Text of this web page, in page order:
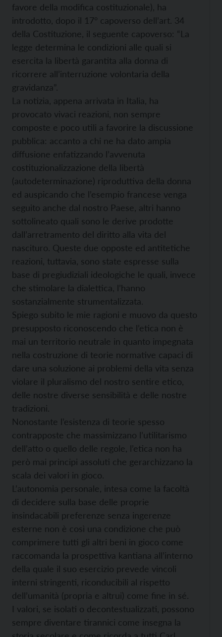
favore della modifica costituzionale), ha
introdotto, dopo il 17° capoverso dell’art. 34
della Costituzione, il seguente capoverso: “La
legge determina le condizioni alle quali si
esercita la libertà garantita alla donna di
ricorrere all’interruzione volontaria della
gravidanza”.
La notizia, appena arrivata in Italia, ha
provocato vivaci reazioni, non sempre
composte e poco utili a favorire la discussione
pubblica: accanto a chi ne ha dato ampia
diffusione enfatizzando l’avvenuta
costituzionalizzazione della libertà
(autodeterminazione) riproduttiva della donna
ed auspicando che l’esempio francese venga
seguito anche dal nostro Paese, altri hanno
sottolineato quali sono le derive prodotte
dall’arretramento del diritto alla vita del
nascituro. Queste due opposte ed antitetiche
reazioni, tuttavia, sono state espresse sulla
base di pregiudiziali ideologiche le quali, invece
che stimolare la dialettica, l’hanno
sostanzialmente strumentalizzata.
Spiego subito le mie ragioni e muovo da questo
presupposto riconoscendo che l’etica non è
mai un territorio neutrale in quanto impegnata
nella costruzione di teorie normative capaci di
dare una soluzione ai problemi della vita senza
violare il pluralismo del nostro sentire etico,
delle nostre diverse sensibilità e delle nostre
tradizioni.
Nonostante l’esistenza di teorie spesso
contrapposte che massimizzano l’utilitarismo
dell’atto o quello delle regole, l’etica non ha
però mai principi assoluti che gerarchizzano la
scala dei valori in gioco.
L’autonomia personale, intesa come la facoltà
di decidere sulla base delle proprie
insindacabili preferenze senza ingerenze
esterne non è così una condizione che può
comprimere tutti gli altri beni in gioco come
raccomanda la prospettiva kantiana all’interno
della quale il suo esercizio prevede vincoli
interni stringenti, riconducibili al rispetto
dell’umanità (propria e altrui) come fine in sé.
I valori, se isolati o decontestualizzati, possono
sempre diventare tirannici come insegna la